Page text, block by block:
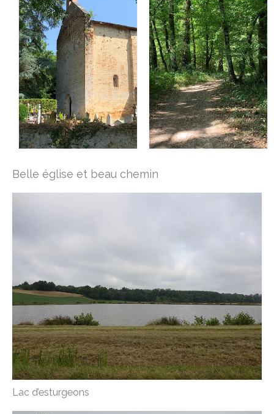
Belle église et beau chemin
Lac d’esturgeons